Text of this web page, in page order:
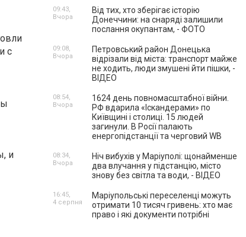
с
и
Від тих, хто зберігає історію
Донеччини: на снаряді залишили
послання окупантам, - ФОТО
09:43,
Вчора
Петровський район Донецька
відрізали від міста: транспорт майже
не ходить, люди змушені йти пішки, -
ВІДЕО
09:08,
Вчора
1624 день повномасштабної війни.
РФ вдарила «Іскандерами» по
Київщині і столиці. 15 людей
загинули. В Росії палають
енергопідстанції та черговий WB
08:54,
Вчора
Ніч вибухів у Маріуполі: щонайменше
два влучання у підстанцію, місто
знову без світла та води, - ВІДЕО
08:34,
Вчора
Маріупольські переселенці можуть
отримати 10 тисяч гривень: хто має
право і які документи потрібні
16:45,
4 серпня